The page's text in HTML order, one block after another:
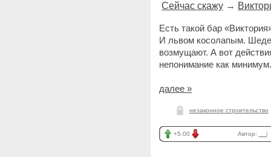
Сейчас скажу →
Есть такой бар
И львом косолапым.
возмущают. А вот
непонимание как минимум.
далее »
незаконное строительство
+5.00 Автор: __i